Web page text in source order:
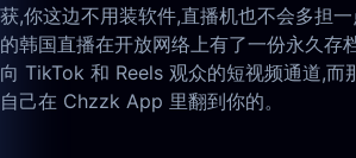
获,你这边不用装软件,直播机也不会多担
的韩国直播在开放网络上有了一份永久存
向 TikTok 和 Reels 观众的短视频通道,而
自己在 Chzzk App 里翻到你的。